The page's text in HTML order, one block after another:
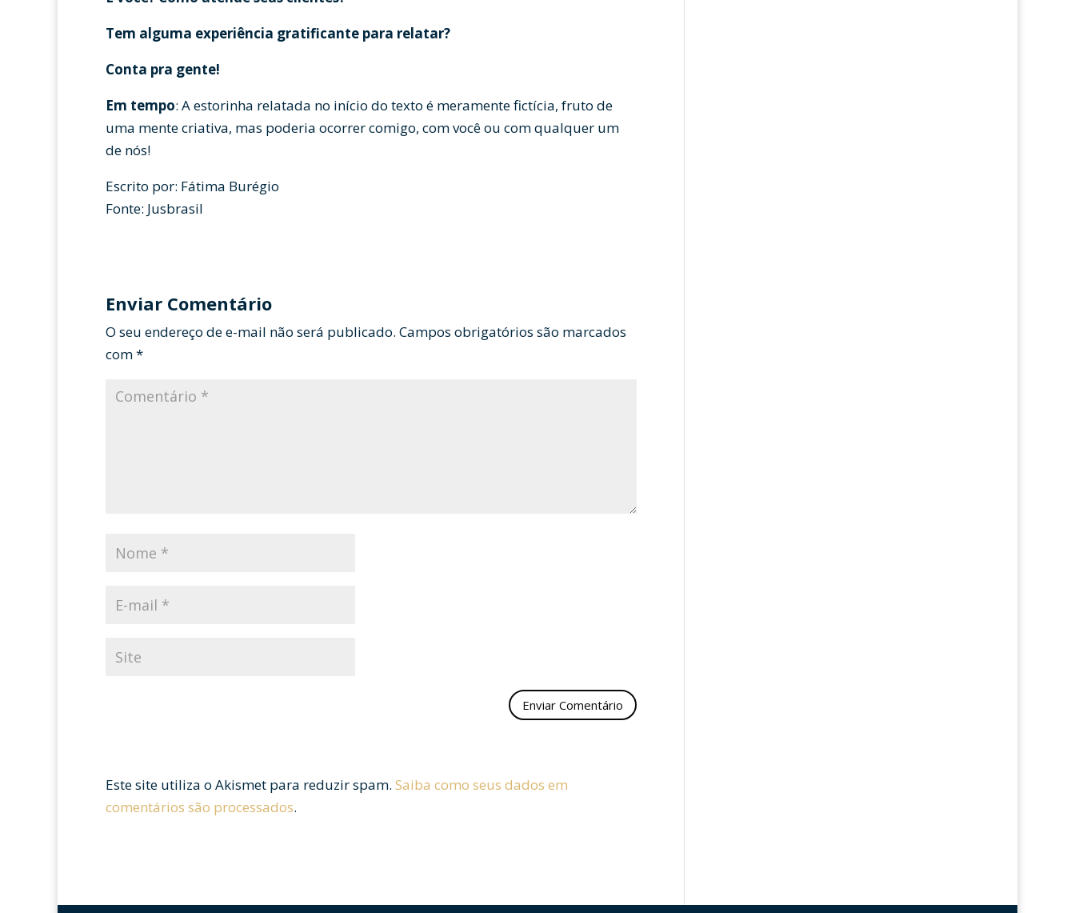
Tem alguma experiência gratificante para relatar?
Conta pra gente!
Em tempo: A estorinha relatada no início do texto é meramente fictícia, fruto de
uma mente criativa, mas poderia ocorrer comigo, com você ou com qualquer um
de nós!
Escrito por: Fátima Burégio
Fonte: Jusbrasil
Enviar Comentário
O seu endereço de e-mail não será publicado. Campos obrigatórios são marcados
com*
Este site utiliza o Akismet para reduzir spam. Saiba como seus dados em
comentários são processados.